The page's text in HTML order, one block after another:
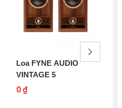
Loa FYNE AUDIO
VINTAGE 5
0 ₫